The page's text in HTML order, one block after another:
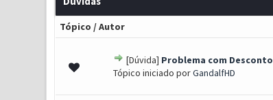
Tópico /Autor
[Dúvida] Problema com Desconto
Tópico iniciado porGandalfHD
0 Voto(s) - 0 de 5 em média
1 2345